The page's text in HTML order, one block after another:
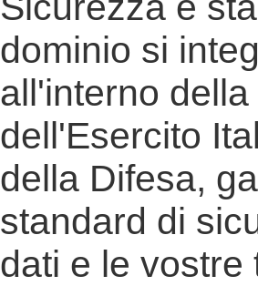
dominio si
all'interno
dell'Esercito
della Difesa,
standard di
dati e le vostre